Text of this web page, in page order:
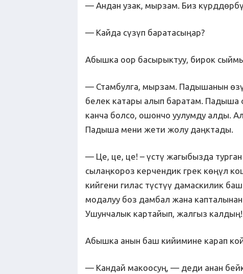
— Андан узак, мырзам. Биз
— Кайда сүзүп баратасыңар?
Абышка оор басырыктуу, бирок
— Стамбулга, мырзам. Падышанын
белек катары алып баратам. Падыша
канча болсо, ошончо уулумду алды.
Падыша мени жети жолу даңктады.
— Це, це, це! – үстү жагыбызда
сылаңкороз керчендик грек көңүл
кийгени гилас түстүү дамаскилик
модалуу боз дамбал жана
Ушунчалык картайып, жалгыз
Абышка анын баш кийимине карап
— Кандай макоосуң, — деди анан